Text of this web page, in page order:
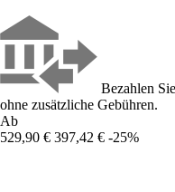
Bezahlen
ohne zusätzliche Gebühren.
Ab
529,90 € 397,42 € -25%